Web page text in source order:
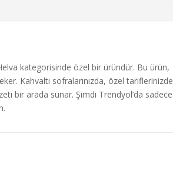
kategorisinde özel bir üründür. Bu ürün,
Kahvaltı sofralarınızda, özel tariflerinizde
bir arada sunar. Şimdi Trendyol’da sadece